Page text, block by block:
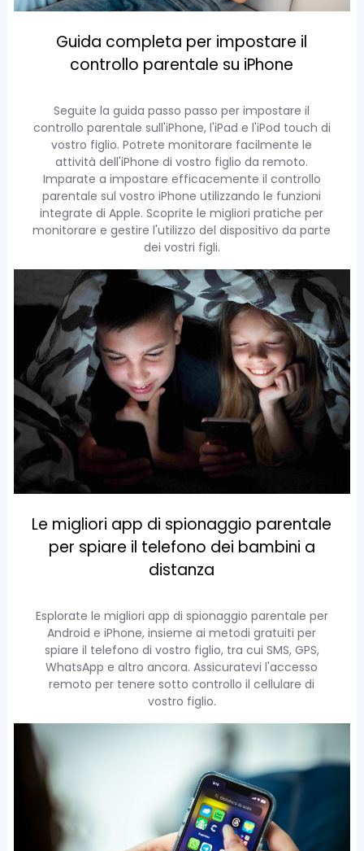
Guida completa per impostare il
controllo parentale su iPhone
Seguite la guida passo passo per impostare il
controllo parentale sull'iPhone, l'iPad e l'iPod touch di
vostro figlio. Potrete monitorare facilmente le
attività dell'iPhone di vostro figlio da remoto.
Imparate a impostare efficacemente il controllo
parentale sul vostro iPhone utilizzando le funzioni
integrate di Apple. Scoprite le migliori pratiche per
monitorare e gestire l'utilizzo del dispositivo da parte
dei vostri figli.
Le migliori app di spionaggio parentale
per spiare il telefono dei bambini a
distanza
Esplorate le migliori app di spionaggio parentale per
Android e iPhone, insieme ai metodi gratuiti per
spiare il telefono di vostro figlio, tra cui SMS, GPS,
WhatsApp e altro ancora. Assicuratevi l'accesso
remoto per tenere sotto controllo il cellulare di
vostro figlio.